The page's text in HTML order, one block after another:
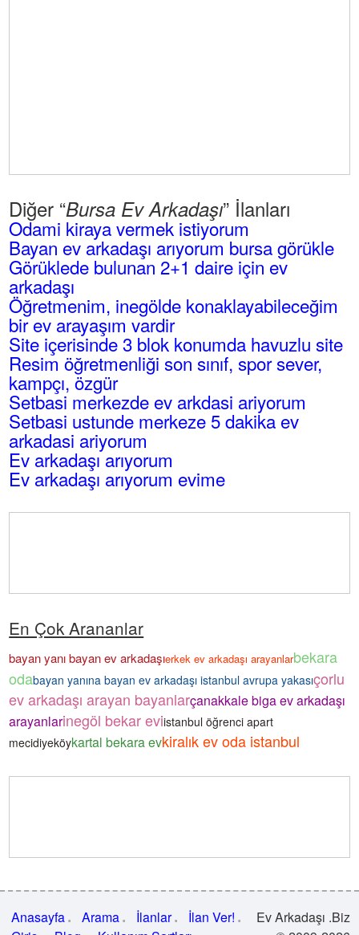
Diğer “Bursa Ev Arkadaşı” İlanları
Odami kiraya vermek istiyorum
Bayan ev arkadaşı arıyorum bursa görükle
Görüklede bulunan 2+1 daire için ev
arkadaşı
Öğretmenim, inegölde konaklayabileceğim
bir ev arayaşım vardir
Site içerisinde 3 blok konumda havuzlu site
Resim öğretmenliği son sınıf, spor sever,
kampçı, özgür
Setbasi merkezde ev arkdasi ariyorum
Setbasi ustunde merkeze 5 dakika ev
arkadasi ariyorum
Ev arkadaşı arıyorum
Ev arkadaşı arıyorum evime
En Çok Arananlar
bayan yanı bayan ev arkadaşıerkek ev arkadaşı arayanlarbekara
odabayan yanına bayan ev arkadaşı istanbul avrupa yakasıçorlu
ev arkadaşı arayan bayanlarçanakkale biga ev arkadaşı
arayanlarinegöl bekar eviistanbul öğrenci apart
mecidiyeköykartal bekara evkiralık ev oda istanbul
Anasayfa Arama İlanlar
İlan Ver!
Ev Arkadaşı .Biz